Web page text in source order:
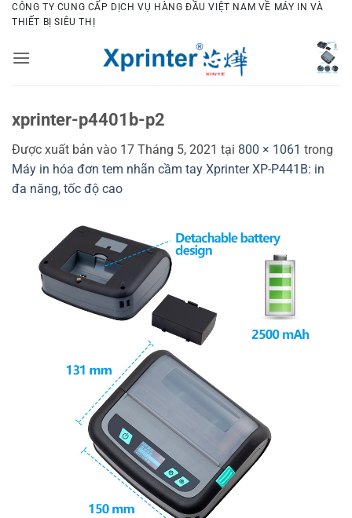
Bỏ
qua
dung
CÔNG TY CUNG CẤP DỊCH VỤ HÀNG ĐẦU VIỆT NAM VỀ MÁY IN VÀ
THIẾT BỊ SIÊU THỊ
xprinter-p4401b-p2
Được xuất bản vào 17 Tháng 5, 2021 tại 800 × 1061 trong
Máy in hóa đơn tem nhãn cầm tay Xprinter XP-P441B: in
đa năng, tốc độ cao